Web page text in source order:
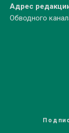
Адрес
Обводного